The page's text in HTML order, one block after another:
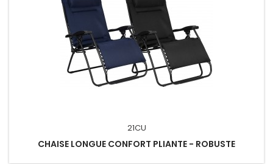
21CU
CHAISE LONGUE CONFORT PLIANTE - ROBUSTE